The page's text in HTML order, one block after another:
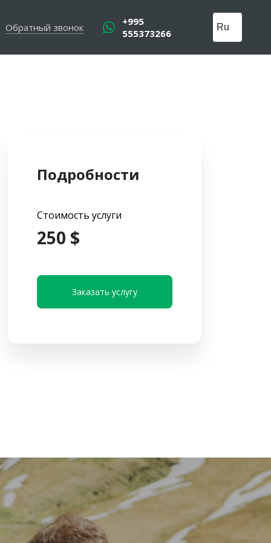
Обратный звонок
+995
555373266
Подробности
Стоимость услуги
250 $
Заказать услугу